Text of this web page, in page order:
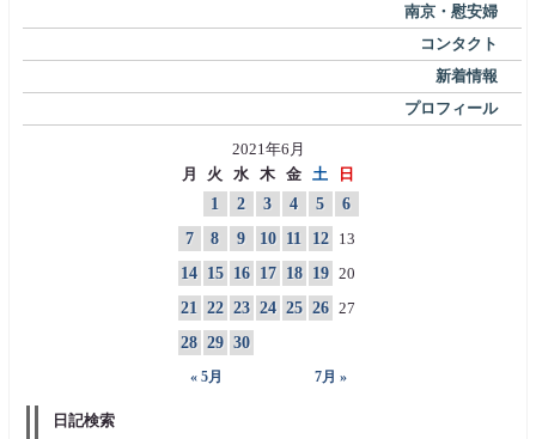
南京・慰安婦
コンタクト
新着情報
プロフィール
2021年6月
月
火 水 木 金 土 日
« 5月 7月 »
1 2 3 4 5
6
7
8 9 10 11 12
13
14 15 16 17 18 19 20
21
22 23 24 25 26 27
28 29 30
日記検索